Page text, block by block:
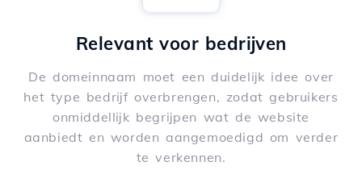
Relevant voor bedrijven
De domeinnaam moet een duidelijk idee over
het type bedrijf overbrengen, zodat gebruikers
onmiddellijk begrijpen wat de website
aanbiedt en worden aangemoedigd om verder
te verkennen.